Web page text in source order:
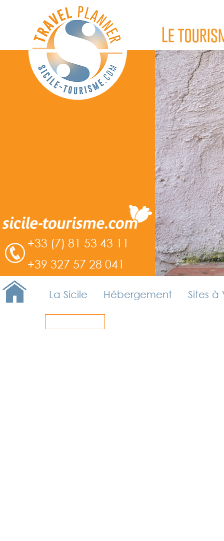
La Sicile Hébergement Sites à
+33 (7) 81 53 43 11
+39 327 57 28 041